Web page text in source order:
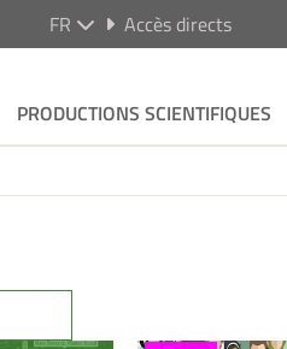
FR Accès directs
PRODUCTIONS SCIENTIFIQUES